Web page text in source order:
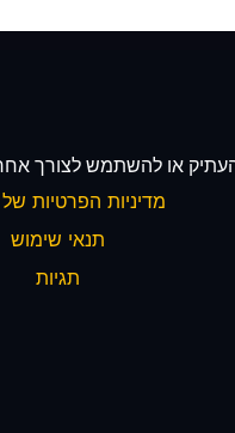
או להשתמש לצורך
מדיניות הפרטיות
תנאי שימוש
תגיות